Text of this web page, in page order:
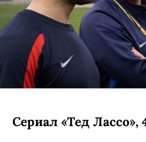
Сериал «Тед Лассо»,